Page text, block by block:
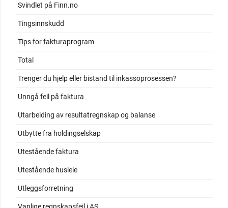
Svindlet på Finn.no
Tingsinnskudd
Tips for fakturaprogram
Total
Trenger du hjelp eller bistand til inkassoprosessen?
Unngå feil på faktura
Utarbeiding av resultatregnskap og balanse
Utbytte fra holdingselskap
Utestående faktura
Utestående husleie
Utleggsforretning